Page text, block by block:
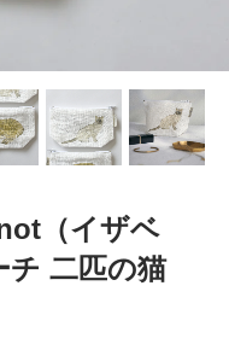
（イザベ
チ 二匹の猫